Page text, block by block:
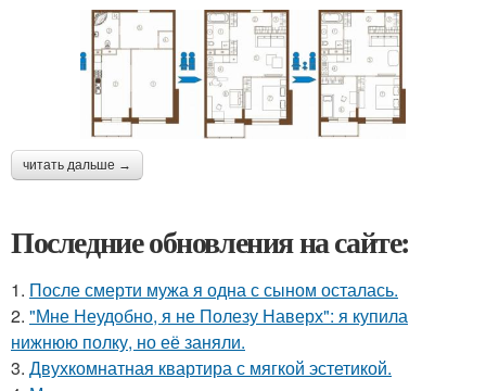
читать дальше →
Последние обновления на сайте:
1. После смерти мужа я одна с сыном осталась.
2. "Мне Неудобно, я не Полезу Наверх": я купила
нижнюю полку, но её заняли.
3. Двухкомнатная квартира с мягкой эстетикой.